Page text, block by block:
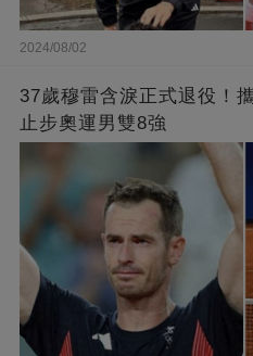
2024/08/02
37歲穆雷含淚正式退役！
止步奧運男雙8強